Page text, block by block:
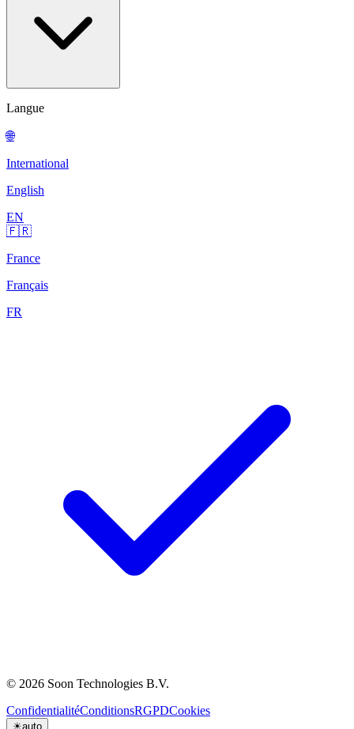
Langue
🌐
International
English
EN
🇫🇷
France
Français
FR
© 2026 Soon Technologies B.V.
ConfidentialitéConditionsRGPDCookies
☀auto